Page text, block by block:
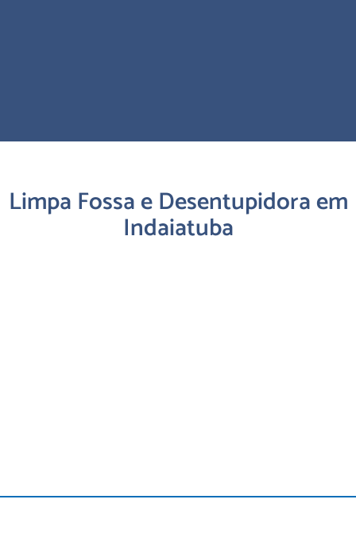
Limpa Fossa e Desentupidora em
Indaiatuba